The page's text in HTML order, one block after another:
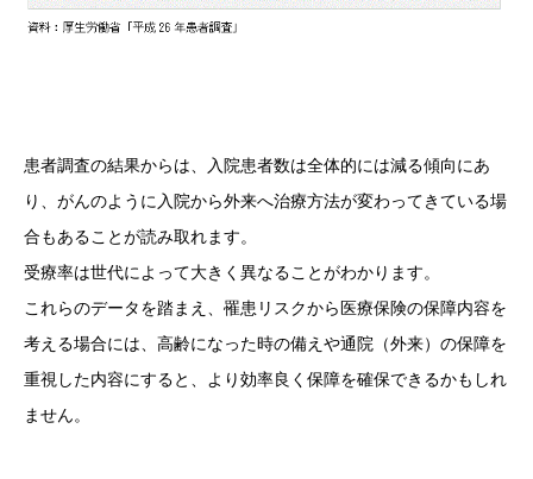
患者調査の結果からは、入院患者数は全体的には減る傾向にあ
り、がんのように入院から外来へ治療方法が変わってきている場
合もあることが読み取れます。
受療率は世代によって大きく異なることがわかります。
これらのデータを踏まえ、罹患リスクから医療保険の保障内容を
考える場合には、高齢になった時の備えや通院（外来）の保障を
重視した内容にすると、より効率良く保障を確保できるかもしれ
ません。